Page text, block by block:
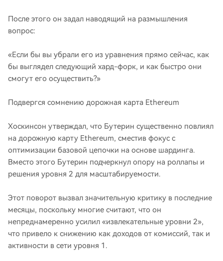
После этого он задал наводящий на размышления
вопрос:
«Если бы вы убрали его из уравнения прямо сейчас, как
бы выглядел следующий хард-форк, и как быстро они
смогут его осуществить?»
Подвергся сомнению дорожная карта Ethereum
Хоскинсон утверждал, что Бутерин существенно повлиял
на дорожную карту Ethereum, сместив фокус с
оптимизации базовой цепочки на основе шардинга.
Вместо этого Бутерин подчеркнул опору на роллапы и
решения уровня 2 для масштабируемости.
Этот поворот вызвал значительную критику в последние
месяцы, поскольку многие считают, что он
непреднамеренно усилил «извлекательные уровни 2»,
что привело к снижению как доходов от комиссий, так и
активности в сети уровня 1.